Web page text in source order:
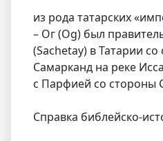
из рода татарских
– Ог (Og) был
(Sachetay) в Татарии
Самарканд на реке
с Парфией со стороны
Справка библейско-